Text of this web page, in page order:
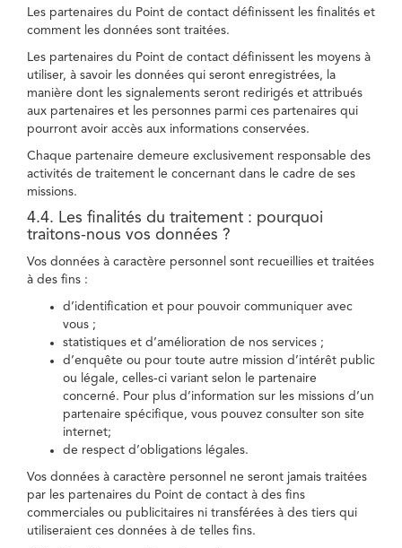
Les partenaires du Point de contact définissent les finalités et
comment les données sont traitées.
Les partenaires du Point de contact définissent les moyens à
utiliser, à savoir les données qui seront enregistrées, la
manière dont les signalements seront redirigés et attribués
aux partenaires et les personnes parmi ces partenaires qui
pourront avoir accès aux informations conservées.
Chaque partenaire demeure exclusivement responsable des
activités de traitement le concernant dans le cadre de ses
missions.
4.4. Les finalités du traitement : pourquoi
traitons-nous vos données ?
Vos données à caractère personnel sont recueillies et traitées
à des fins :
d’identification et pour pouvoir communiquer avec
vous ;
statistiques et d’amélioration de nos services ;
d’enquête ou pour toute autre mission d’intérêt public
ou légale, celles-ci variant selon le partenaire
concerné. Pour plus d’information sur les missions d’un
partenaire spécifique, vous pouvez consulter son site
internet;
de respect d’obligations légales.
Vos données à caractère personnel ne seront jamais traitées
par les partenaires du Point de contact à des fins
commerciales ou publicitaires ni transférées à des tiers qui
utiliseraient ces données à de telles fins.